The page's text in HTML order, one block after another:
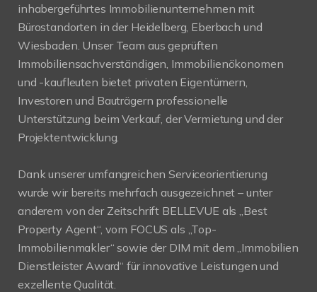
inhabergeführtes Immobilienunternehmen mit
Bürostandorten in der Heidelberg, Eberbach und
Wiesbaden. Unser Team aus geprüften
Immobiliensachverständigen, Immobilienökonomen
und -kaufleuten bietet privaten Eigentümern,
Investoren und Bauträgern professionelle
Unterstützung beim Verkauf, der Vermietung und der
Projektentwicklung.
Dank unserer umfangreichen Serviceorientierung
wurde wir bereits mehrfach ausgezeichnet – unter
anderem von der Zeitschrift BELLEVUE als „Best
Property Agent“, vom FOCUS als „Top-
Immobilienmakler“ sowie der DIM mit dem „Immobilien
Dienstleister Award“ für innovative Leistungen und
exzellente Qualität.